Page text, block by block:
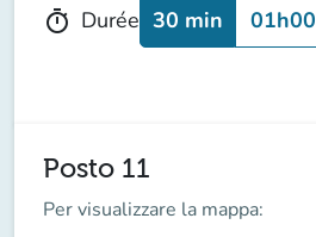
timer Durée 30 min 01h00
Posto 11
Per visualizzare la mappa: